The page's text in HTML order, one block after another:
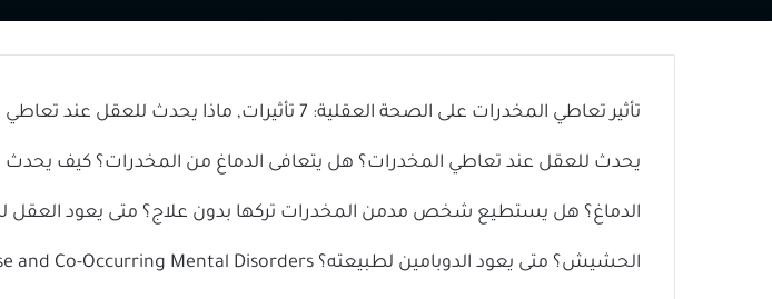
تأثير تعاطي المخدرات على الصحة العقلية: 7 تأثيرات, ماذا يحدث
يحدث للعقل عند تعاطي المخدرات؟ هل يتعافى الدماغ من المخدرات؟ كيف يحدث
الدماغ؟ هل يستطيع شخص مدمن المخدرات تركها بدون علاج؟ متى يعود العقل
الحشيش؟ متى يعود الدوبامين لطبيعته؟ Substance Use and Co-Occurring Mental Disorders